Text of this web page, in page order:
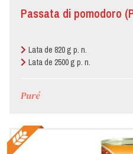
Passata di pomodoro
Lata de 820 g p. n.
Lata de 2500 g p. n.
Puré